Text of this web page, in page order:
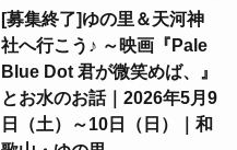
[募集終了]ゆの里＆天河神
社へ行こう♪ ～映画『Pale
Blue Dot 君が微笑めば、』
とお水のお話｜2026年5月9
日（土）～10日（日）｜和